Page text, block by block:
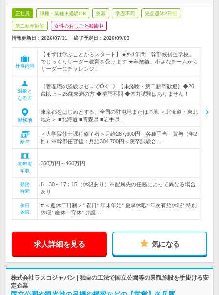
正社員 職種・業種未経験OK 急募 学歴不問 完全週休2日制
第二新卒歓迎 女性のおしごと掲載中
情報更新日：2026/07/31 終了予定日： 2026/09/03
仕事内容
【まずは学ぶことからスタート】★約1年間「幹部候補生学校」
でじっくりリーダー教育を受けます ★卒業後、小さなチームから
リーダーにチャレンジ！
対象と
なる方
《管理職の経験はゼロでOK！》【未経験・第二新卒歓迎】◆20
歳以上～26歳未満の方 ◆学歴不問 ◆体力試験はありません！
勤務地
東京都をはじめとする、全国の駐屯地または基地 ＜北海道・東北
地方＞ ■北海道 ■青森県 ■岩手県…
給与
＜大学院修士課程修了者＞月給287,600円＋各種手当＋賞与（年2
回）※幹部任官後：月給304,700円＜院卒試験合…
初年度
年収
360万円～460万円
勤務
時間
8：30～17：15（休憩あり）※配属先の任務によって異なる場合
あり
休日
休暇
# ＜週休二日制＞* 祝日* 年末年始* 夏季休暇* 年次有給休暇* 特別
休暇* 産休・育休* 介護…
求人詳細を見る 気になる
株式会社ラスコジャパン | 独自の工法で国立公園等の景観施設を手掛ける安
定企業